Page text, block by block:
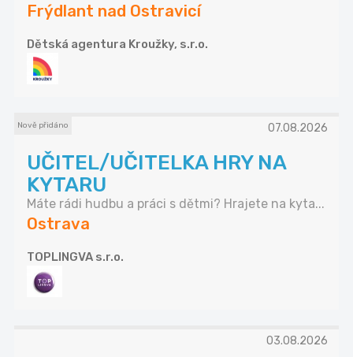
Frýdlant nad Ostravicí
Dětská agentura Kroužky, s.r.o.
Nově přidáno 07.08.2026
UČITEL/UČITELKA HRY NA
KYTARU
Máte rádi hudbu a práci s dětmi? Hrajete na kyta...
Ostrava
TOPLINGVA s.r.o.
03.08.2026